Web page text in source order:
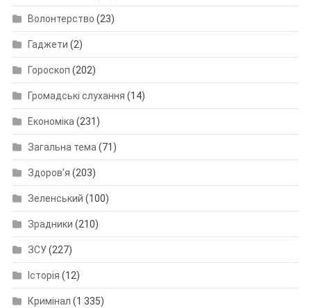
Волонтерство (23)
Гаджети (2)
Гороскоп (202)
Громадські слухання (14)
Економіка(231)
Загальна тема(71)
Здоров'я (203)
Зеленський (100)
Зрадники (210)
ЗСУ(227)
Історія (12)
Кримінал (1 335)